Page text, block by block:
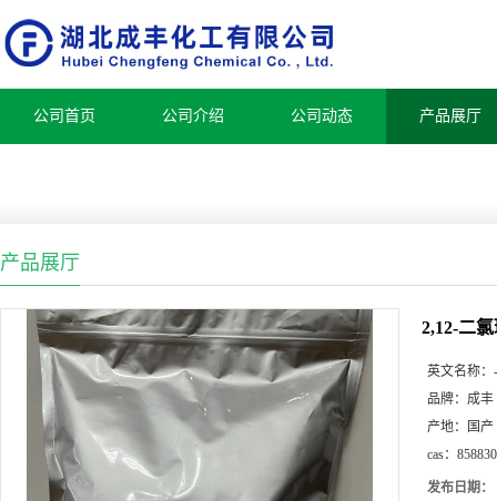
公司首页 公司介绍 公司动态 产品展厅
产品展厅
2,12-二
英文名称： -
品牌： 成丰
产地：
国产
cas：
发布日期：